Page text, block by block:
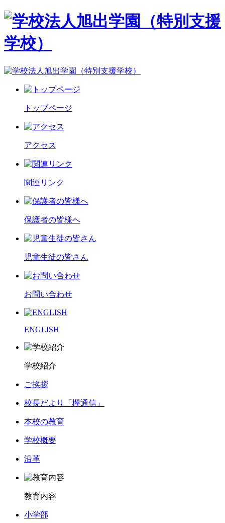
トップページ
アクセス
関連リンク
保護者の皆様へ
児童生徒の皆さん
お問い合わせ
ENGLISH
学校紹介
ご挨拶
校長だより「欅通信」
本校の教育
学校概要
沿革
教育内容
小学部